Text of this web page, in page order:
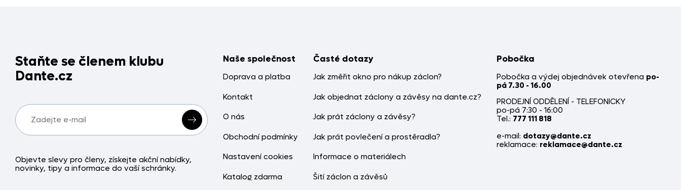
Staňte se členem klubu
Dante.cz
Objevte slevy pro členy, získejte akční nabídky,
novinky, tipy a informace do vaší schránky.
Naše společnost
Doprava a platba
Kontakt
O nás
Obchodní podmínky
Nastavení cookies
Katalog zdarma
Časté dotazy
Jak změřit okno pro nákup záclon?
Jak objednat záclony a závěsy na dante.cz?
Jak prát záclony a závěsy?
Jak prát povlečení a prostěradla?
Informace o materiálech
Šití záclon a závěsů
Pobočka
Pobočka a výdej objednávek otevřena po-
pá 7.30 - 16.00
PRODEJNÍ ODDĚLENÍ - TELEFONICKY
po-pá 7:30 - 16:00
Tel.: 777 111 818
e-mail: dotazy@dante.cz
reklamace: reklamace@dante.cz